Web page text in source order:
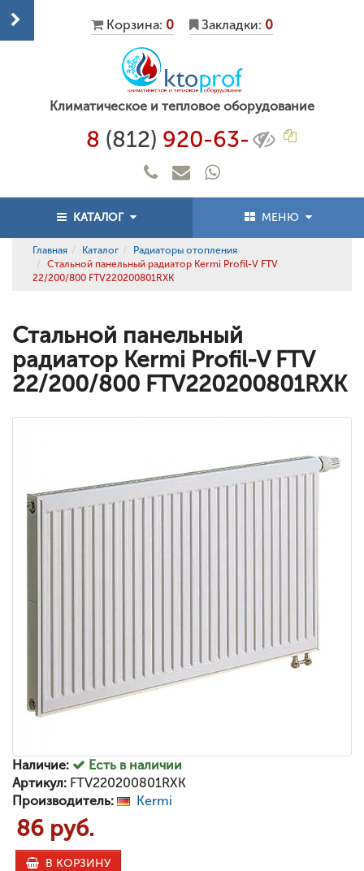
Корзина: 0 Закладки: 0
Климатическое и тепловое оборудование
8 (812) 920-63-
КАТАЛОГ МЕНЮ
Главная Каталог
Радиаторы отопления
Стальной панельный радиатор Kermi Profil-V FTV
22/200/800 FTV220200801RXK
Стальной панельный
радиатор Kermi Profil-V FTV
22/200/800 FTV220200801RXK
Наличие:
Есть в наличии
Артикул: FTV220200801RXK
Производитель:
Kermi
86 руб.
В КОРЗИНУ